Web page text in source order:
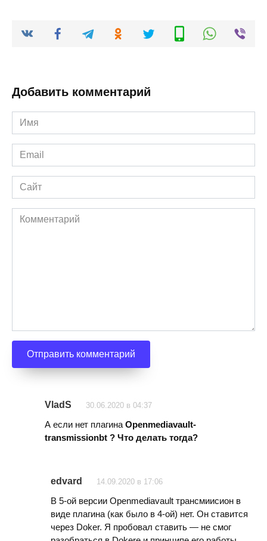
Добавить комментарий
Имя
Email
Сайт
Комментарий
VladS 30.06.2020 в 04:37
А если нет плагина Openmediavault-
transmissionbt ? Что делать тогда?
edvard 14.09.2020 в 17:06
В 5-ой версии Openmediavault трансмиисион в
виде плагина (как было в 4-ой) нет. Он ставится
через Doker. Я пробовал ставить — не смог